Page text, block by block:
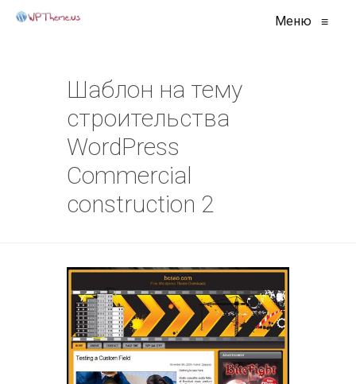
Меню ≡
Шаблон на тему
строительства
WordPress
Commercial
construction 2